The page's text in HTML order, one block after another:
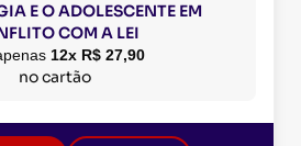
E O ADOLESCENTE EM
COM A LEI
12x R$ 27,90
no cartão